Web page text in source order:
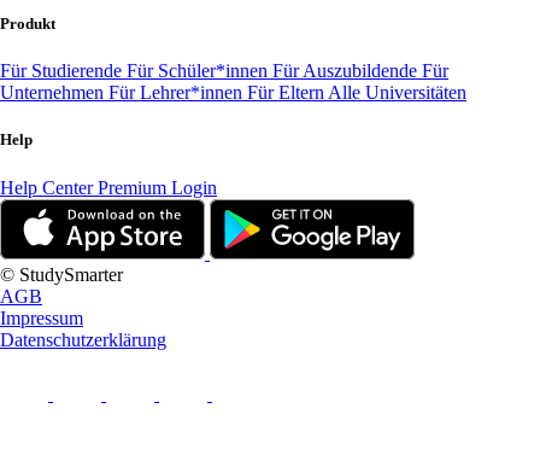
Produkt
Für Studierende Für Schüler*innen Für Auszubildende Für
Unternehmen Für Lehrer*innen Für Eltern Alle Universitäten
Help
Help CenterPremium Login
© StudySmarter
AGB
Impressum
Datenschutzerklärung